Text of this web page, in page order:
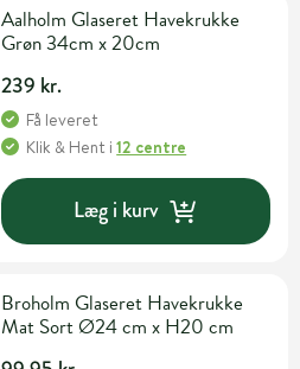
Aalholm Glaseret Havekrukke
Grøn 34cm x 20cm
239 kr.
Få leveret
Klik & Hent i12 centre
Læg i kurv
Broholm Glaseret Havekrukke
Mat Sort Ø24 cm x H20 cm